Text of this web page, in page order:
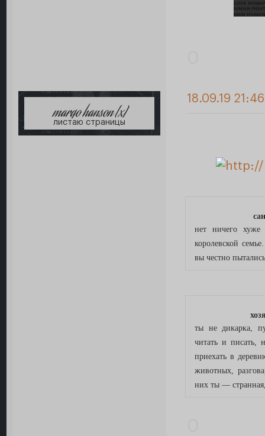
margo hanson [x]
листаю страницы
18.09.19
нет ничего
королевской
вы честно
ты не дикарка,
читать и писать,
приехать в
животных,
них ты —